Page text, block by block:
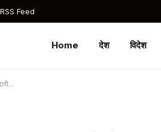
Feed
Home देश विदेश